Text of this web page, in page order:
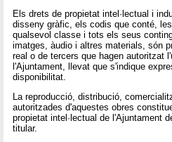
Els drets de propietat intel·lectual i
disseny gràfic, els codis que conté,
qualsevol classe i tots els seus
imatges, àudio i altres materials, són
real o de tercers que hagen autoritzat
l'Ajuntament, llevat que s'indique
disponibilitat.
La reproducció, distribució,
autoritzades d'aquestes obres
propietat intel·lectual de l'Ajuntament
titular.